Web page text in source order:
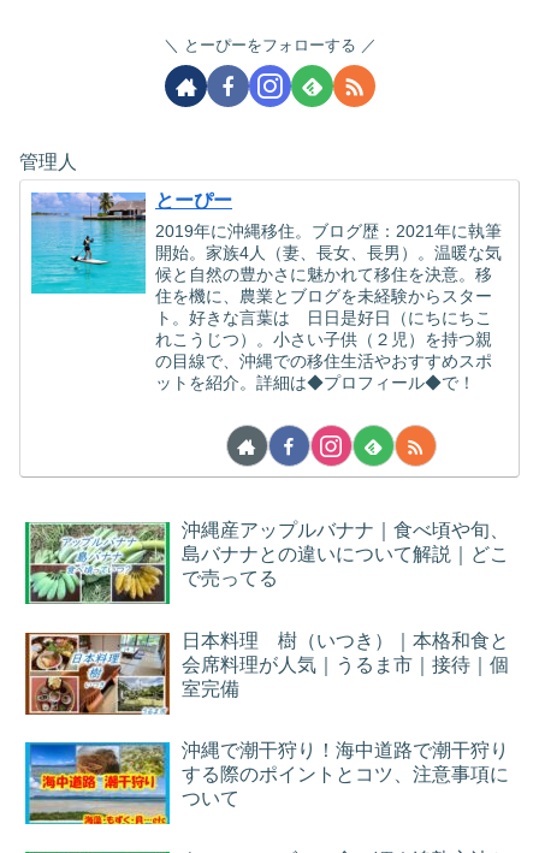
とーぴーをフォローする
管理人
とーぴー
2019年に沖縄移住。ブログ歴：2021年に執筆
開始。家族4人（妻、長女、長男）。温暖な気
候と自然の豊かさに魅かれて移住を決意。移
住を機に、農業とブログを未経験からスター
ト。好きな言葉は 日日是好日（にちにちこ
れこうじつ）。小さい子供（２児）を持つ親
の目線で、沖縄での移住生活やおすすめスポ
ットを紹介。詳細は◆プロフィール◆で！
沖縄産アップルバナナ｜食べ頃や旬、
島バナナとの違いについて解説｜どこ
で売ってる
日本料理 樹（いつき）｜本格和食と
会席料理が人気｜うるま市｜接待｜個
室完備
沖縄で潮干狩り！海中道路で潮干狩り
する際のポイントとコツ、注意事項に
ついて